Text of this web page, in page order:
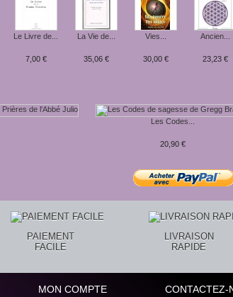
Le Livre de...
7,00 €
La Vie de...
35,06 €
Vies...
30,00 €
Ancien...
23,23 €
Les Codes...
20,90 €
PAIEMENT
FACILE
LIVRAISON
RAPIDE
MON COMPTE CONTACTEZ-